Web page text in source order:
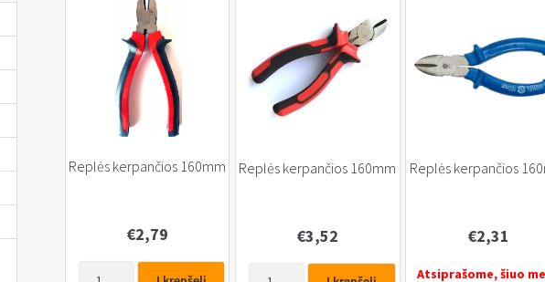
Replės kerpančios 160mm
€2,79
Replės kerpančios 160mm
€3,52
Replės kerpančios
€2,31
Atsiprašome, šiuo